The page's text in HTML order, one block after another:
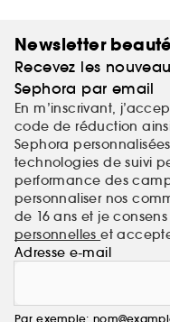
Newsletter beauté
Recevez les
Sephora par email
En m’inscrivant,
code de réduction
Sephora
technologies de suivi
performance des
personnaliser nos
de 16 ans et je
personnelleset
Adresse e-mail
Par exemple: